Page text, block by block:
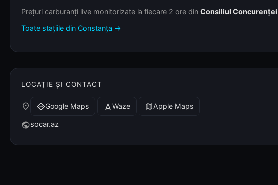
Prețuri carburanți live monitorizate la fiecare 2 ore din Consiliul Concurenței
Toate stațiile din Constanța →
LOCAȚIE ȘI CONTACT
place directionsGoogle Maps navigation Waze mapApple Maps
publicsocar.az